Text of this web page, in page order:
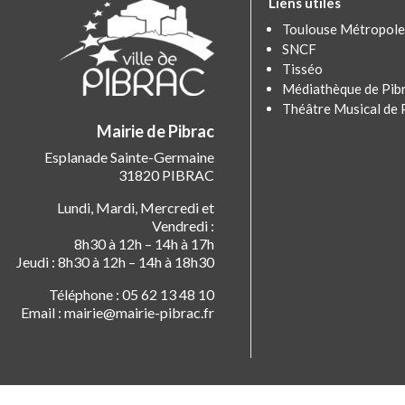
Mairie de Pibrac
Esplanade Sainte-Germaine
31820 PIBRAC
Lundi, Mardi, Mercredi et
Vendredi :
8h30 à 12h – 14h à 17h
Jeudi : 8h30 à 12h – 14h à 18h30
Téléphone : 05 62 13 48 10
Email : mairie@mairie-pibrac.fr
Toulouse Métropole
SNCF
Tisséo
Médiathèque de
Théâtre Musical de